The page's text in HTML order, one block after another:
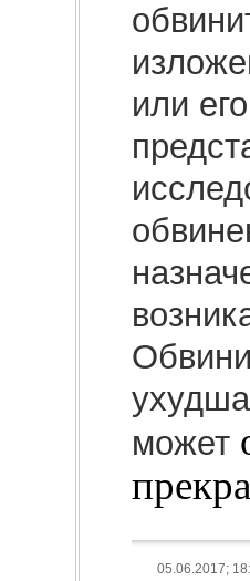
или
может
05.06.2017;